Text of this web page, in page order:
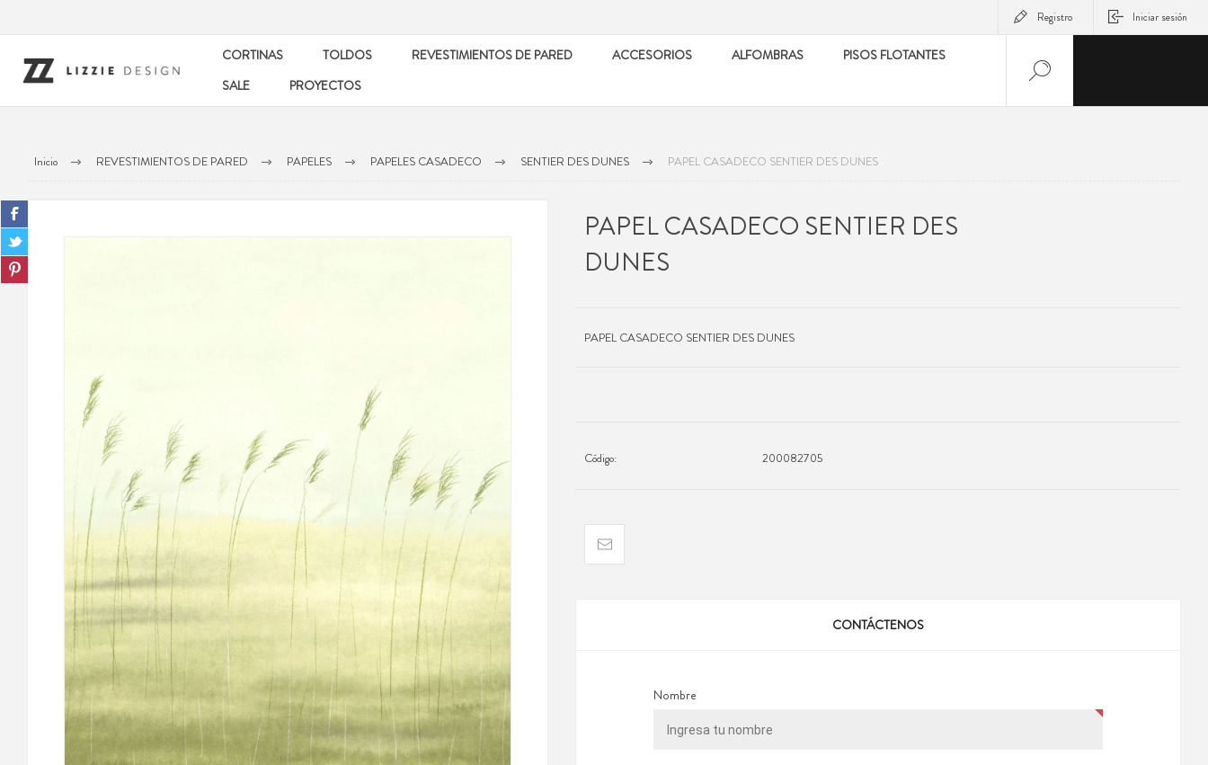
Registro Iniciar sesión
CORTINAS TOLDOS REVESTIMIENTOS DE PARED ACCESORIOS ALFOMBRAS
PISOS FLOTANTES
SALE
PROYECTOS
Inicio REVESTIMIENTOS DE PARED PAPELES PAPELES CASADECO SENTIER DES DUNES PAPEL CASADECO SENTIER DES DUNES
PAPEL CASADECO SENTIER DES
DUNES
PAPEL CASADECO SENTIER DES DUNES
Código: 200082705
CONTÁCTENOS
Nombre